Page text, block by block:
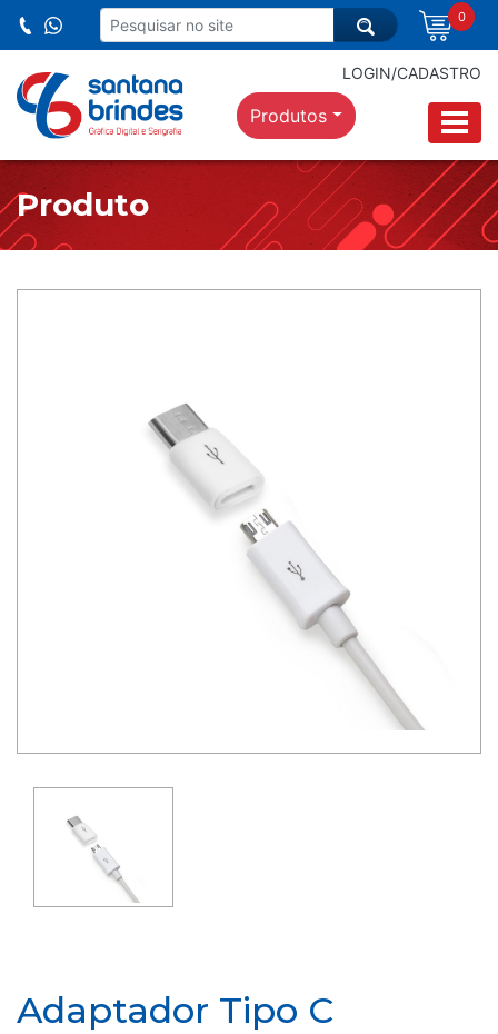
0
LOGIN/CADASTRO
Produtos
Produto
Adaptador Tipo C